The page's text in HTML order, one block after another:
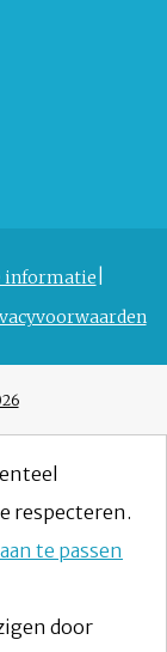
informatie
respecteren.
te passen
door